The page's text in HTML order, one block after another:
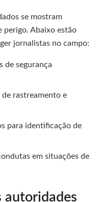
se mostram
perigo. Abaixo estão
jornalistas no campo:
de segurança
de rastreamento e
para identificação de
em situações de
autoridades